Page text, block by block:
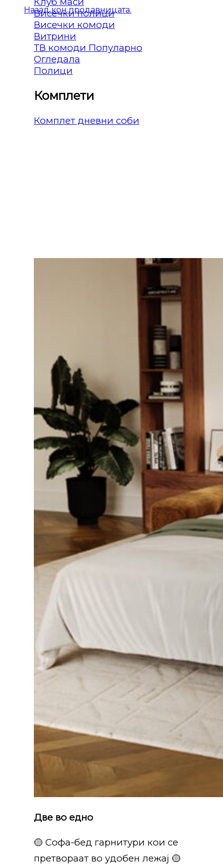
Назад кон продавницата.
Висечки полици
Висечки комоди
Витрини
ТВ комоди
Огледала
Полици
Комплети
Комплет дневни соби
Две во едно
🟡 Софа-бед гарнитури кои се
претвораат во удобен лежај 🟡